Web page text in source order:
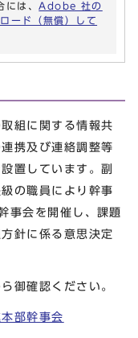
には、Adobe 社の
ード（無償）して
組に関する情報共
携及び連絡調整等
置しています。副
の職員により幹事
事会を開催し、課題
針に係る意思決定
御確認ください。
部幹事会